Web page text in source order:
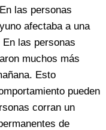
las personas
afectaba a una
las personas
muchos más
Esto
pueden
corran un
de